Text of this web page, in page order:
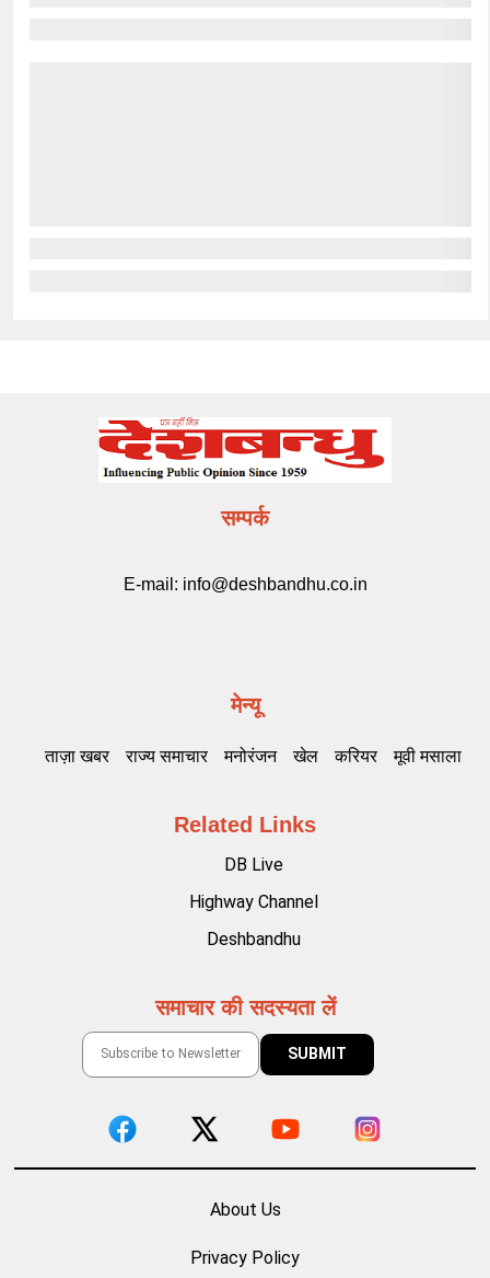
सम्पर्क
E-mail: info@deshbandhu.co.in
मेन्यू
ताज़ा खबर राज्य समाचार मनोरंजन खेल करियर मूवी मसाला
Related Links
DB Live
Highway Channel
Deshbandhu
समाचार की सदस्यता लें
About Us
Privacy Policy